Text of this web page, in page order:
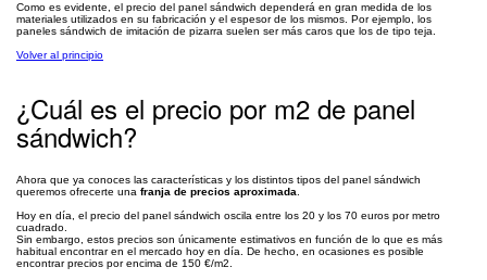
Como es evidente, el precio del panel sándwich dependerá en gran medida de los
materiales utilizados en su fabricación y el espesor de los mismos. Por ejemplo, los
paneles sándwich de imitación de pizarra suelen ser más caros que los de tipo teja.
Volver al principio
¿Cuál es el precio por m2 de panel
sándwich?
Ahora que ya conoces las características y los distintos tipos del panel sándwich
queremos ofrecerte una franja de precios aproximada.
Hoy en día, el precio del panel sándwich oscila entre los 20 y los 70 euros por metro
cuadrado.
Sin embargo, estos precios son únicamente estimativos en función de lo que es más
habitual encontrar en el mercado hoy en día. De hecho, en ocasiones es posible
encontrar precios por encima de 150 €/m2.